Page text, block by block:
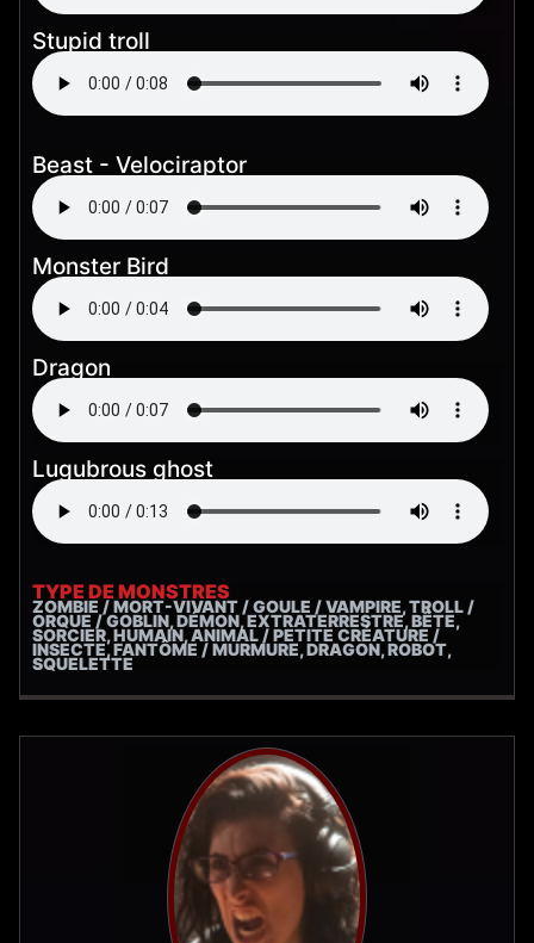
Stupid troll
Beast - Velociraptor
Monster Bird
Dragon
Lugubrous ghost
TYPE DE MONSTRES
ZOMBIE / MORT-VIVANT / GOULE / VAMPIRE, TROLL /
ORQUE / GOBLIN, DÉMON, EXTRATERRESTRE, BÊTE,
SORCIER, HUMAIN, ANIMAL / PETITE CRÉATURE /
INSECTE, FANTÔME / MURMURE, DRAGON, ROBOT,
SQUELETTE